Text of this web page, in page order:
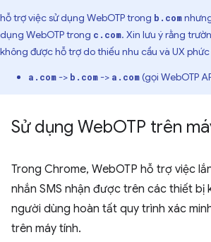
hỗ trợ việc sử dụng WebOTP trong b.com
dụng WebOTP trong c.com. Xin lưu ý rằng
không được hỗ trợ do thiếu nhu cầu và UX
a.com-> b.com-> a.com(gọi WebOTP
Sử dụng WebOTP trên
Trong Chrome, WebOTP hỗ trợ việc
nhắn SMS nhận được trên các thiết bị
người dùng hoàn tất quy trình xác
trên máy tính.